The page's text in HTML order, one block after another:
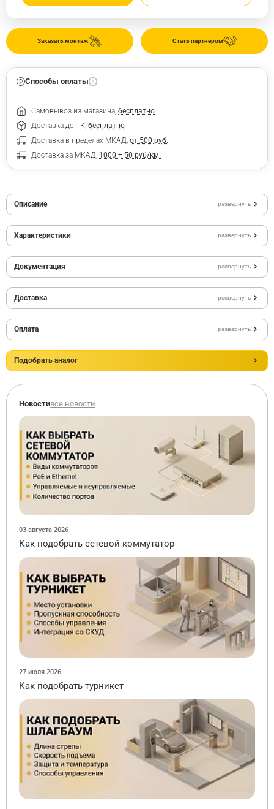
Стать партнером
Заказать монтаж
Способы оплаты
Самовывоз из магазина, бесплатно
Доставка до ТК, бесплатно
Доставка в пределах МКАД, от 500 руб.
Доставка за МКАД, 1000 + 50 руб/км.
Описание развернуть
Характеристики развернуть
Документация развернуть
Доставка развернуть
Оплата развернуть
Подобрать аналог
Новостивсе новости
03 августа 2026
Как подобрать сетевой коммутатор
27 июля 2026
Как подобрать турникет